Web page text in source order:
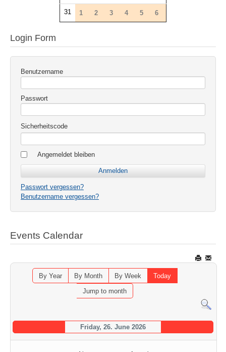
31 1 2 3 4 5 6
Login Form
Benutzername
Passwort
Sicherheitscode
Angemeldet bleiben
Passwort vergessen?
Benutzername vergessen?
Events Calendar
By Year By Month By Week
Today
Jump to month
Friday, 26. June 2026